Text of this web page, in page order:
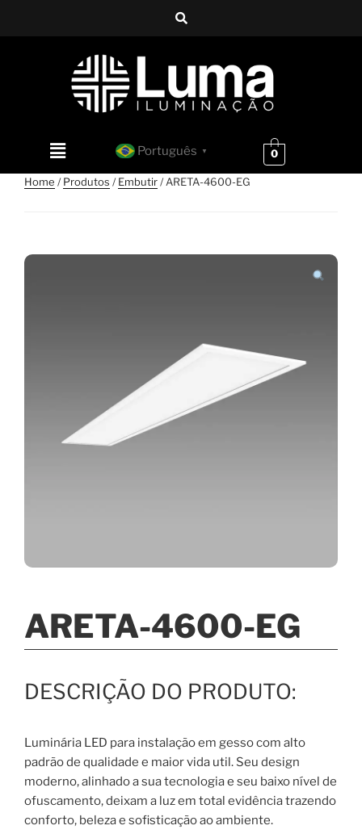
Português ▼ 0
Home /Produtos /Embutir/ ARETA-4600-EG
ARETA-4600-EG
Luminária LED para instalação em gesso com alto
padrão de qualidade e maior vida util. Seu design
moderno, alinhado a sua tecnologia e seu baixo nível de
ofuscamento, deixam a luz em total evidência trazendo
conforto, beleza e sofisticação ao ambiente.